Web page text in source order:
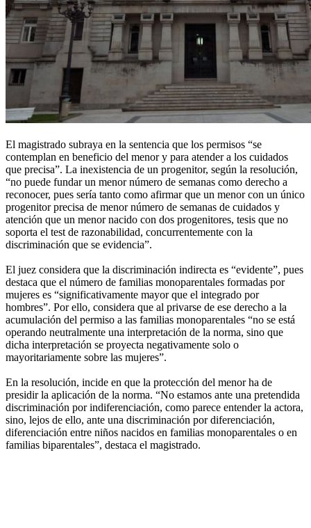
El magistrado subraya en la sentencia que los permisos “se
contemplan en beneficio del menor y para atender a los cuidados
que precisa”. La inexistencia de un progenitor, según la resolución,
“no puede fundar un menor número de semanas como derecho a
reconocer, pues sería tanto como afirmar que un menor con un único
progenitor precisa de menor número de semanas de cuidados y
atención que un menor nacido con dos progenitores, tesis que no
soporta el test de razonabilidad, concurrentemente con la
discriminación que se evidencia”.
El juez considera que la discriminación indirecta es “evidente”, pues
destaca que el número de familias monoparentales formadas por
mujeres es “significativamente mayor que el integrado por
hombres”. Por ello, considera que al privarse de ese derecho a la
acumulación del permiso a las familias monoparentales “no se está
operando neutralmente una interpretación de la norma, sino que
dicha interpretación se proyecta negativamente solo o
mayoritariamente sobre las mujeres”.
En la resolución, incide en que la protección del menor ha de
presidir la aplicación de la norma. “No estamos ante una pretendida
discriminación por indiferenciación, como parece entender la actora,
sino, lejos de ello, ante una discriminación por diferenciación,
diferenciación entre niños nacidos en familias monoparentales o en
familias biparentales”, destaca el magistrado.